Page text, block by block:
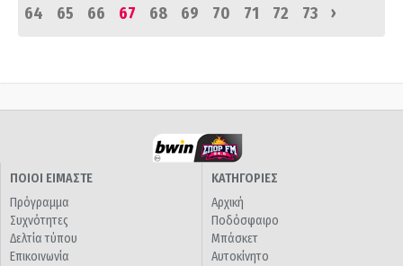
64
65 66 67 68 69 70 71 72 73 ›
ΠΟΙΟΙ ΕΙΜΑΣΤΕ
Πρόγραμμα
Συχνότητες
Δελτία τύπου
Επικοινωνία
ΚΑΤΗΓΟΡΙΕΣ
Αρχική
Ποδόσφαιρο
Μπάσκετ
Αυτοκίνητο